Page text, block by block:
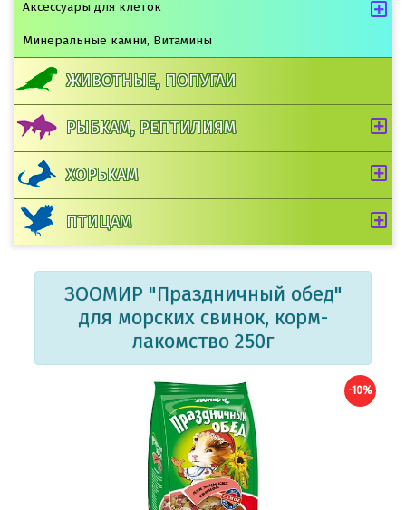
Аксессуары для клеток
Минеральные камни, Витамины
ЖИВОТНЫЕ, ПОПУГАИ
РЫБКАМ, РЕПТИЛИЯМ
ХОРЬКАМ
ПТИЦАМ
ЗООМИР "Праздничный обед"
для морских свинок, корм-
лакомство 250г
-10%